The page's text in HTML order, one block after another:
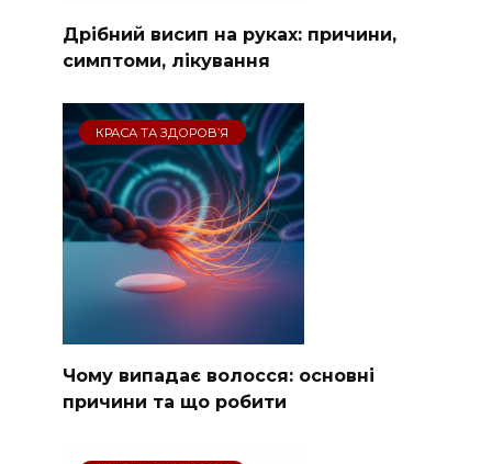
Дрібний висип на руках: причини,
симптоми, лікування
КРАСА ТА ЗДОРОВ’Я
Чому випадає волосся: основні
причини та що робити